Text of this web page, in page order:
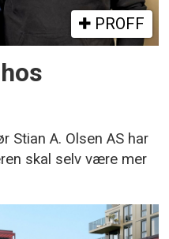
PROFF
Stian A. Olsen AS har
skal selv være mer